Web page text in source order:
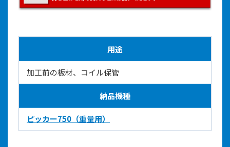
用途
加工前の板材、コイル保管
納品機種
ピッカー750（重量用）